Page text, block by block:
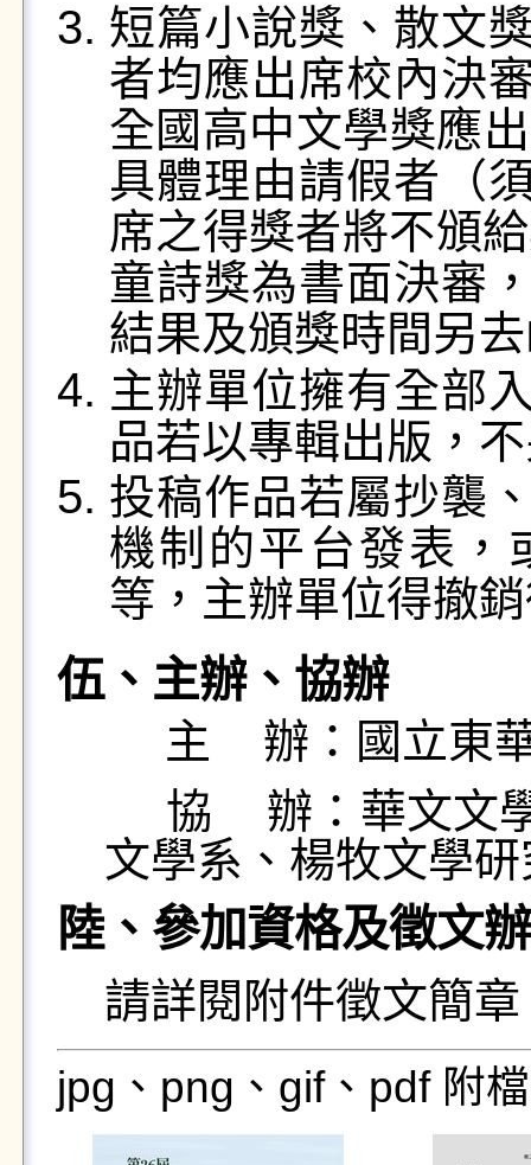
短篇小說獎、散文
者均應出席校內決
全國高中文學獎應
具體理由請假者（
席之得獎者將不頒
童詩獎為書面決審
結果及頒獎時間另
主辦單位擁有全部
品若以專輯出版，
投稿作品若屬抄襲
機制的平台發表，
等，主辦單位得撤
伍、主辦、協辦
主 辦：國立東
協 辦：華文文
文學系、楊牧文學
陸、參加資格及徵文
請詳閱附件徵文簡章
jpg、png、gif、pdf 附